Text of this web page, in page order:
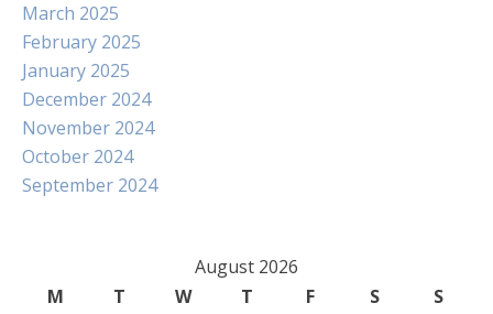
March 2025
February 2025
January 2025
December 2024
November 2024
October 2024
September 2024
August 2026
M
T W T F S
S